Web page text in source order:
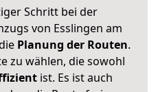
Schritt bei der
von Esslingen am
Planung der Routen.
zu wählen, die sowohl
ist. Es ist auch